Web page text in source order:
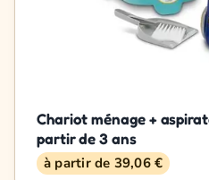
Chariot ménage +
partir de 3 ans
à partir de 39,06 €